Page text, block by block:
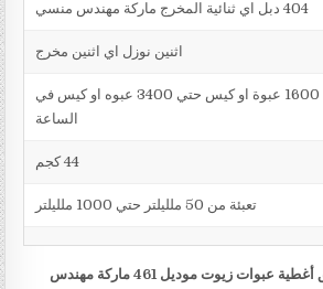
404 دبل اي ثنائية المخرج ماركة مهندس منسي
اثنين نوزل اي اثنين مخرج
من 1600 عبوة او كيس حتي 3400 عبوه او كيس في
الساعة
44 كجم
تعبئة من 50 ملليلتر حتي 1000 ملليلتر
المرحلة الثانية: ماكينة غلق أغطية عبوات زيوت موديل 461 ماركة مهندس